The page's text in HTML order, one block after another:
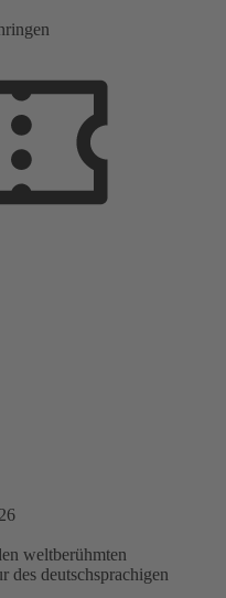
weltberühmten
des deutschsprachigen